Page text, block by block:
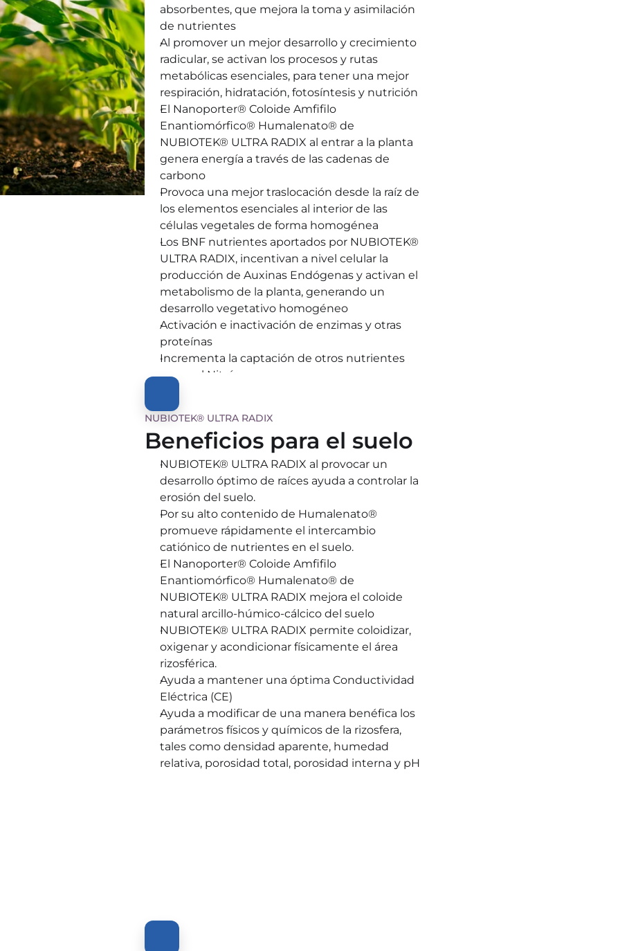
absorbentes, que mejora la toma y asimilación
de nutrientes
Al promover un mejor desarrollo y crecimiento
radicular, se activan los procesos y rutas
metabólicas esenciales, para tener una mejor
respiración, hidratación, fotosíntesis y nutrición
El Nanoporter® Coloide Amfifilo
Enantiomórfico® Humalenato® de
NUBIOTEK® ULTRA RADIX al entrar a la planta
genera energía a través de las cadenas de
carbono
Provoca una mejor traslocación desde la raíz de
los elementos esenciales al interior de las
células vegetales de forma homogénea
Los BNF nutrientes aportados por NUBIOTEK®
ULTRA RADIX, incentivan a nivel celular la
producción de Auxinas Endógenas y activan el
metabolismo de la planta, generando un
desarrollo vegetativo homogéneo
Activación e inactivación de enzimas y otras
proteínas
Incrementa la captación de otros nutrientes
como el Nitrógeno
radiculares
Mayor grosor y firmeza del tallo
NUBIOTEK® ULTRA RADIX
Beneficios para el suelo
NUBIOTEK® ULTRA RADIX al provocar un
desarrollo óptimo de raíces ayuda a controlar la
erosión del suelo.
Por su alto contenido de Humalenato®
promueve rápidamente el intercambio
catiónico de nutrientes en el suelo.
El Nanoporter® Coloide Amfifilo
Enantiomórfico® Humalenato® de
NUBIOTEK® ULTRA RADIX mejora el coloide
natural arcillo-húmico-cálcico del suelo
NUBIOTEK® ULTRA RADIX permite coloidizar,
oxigenar y acondicionar físicamente el área
rizosférica.
Ayuda a mantener una óptima Conductividad
Eléctrica (CE)
Ayuda a modificar de una manera benéfica los
parámetros físicos y químicos de la rizosfera,
tales como densidad aparente, humedad
relativa, porosidad total, porosidad interna y pH